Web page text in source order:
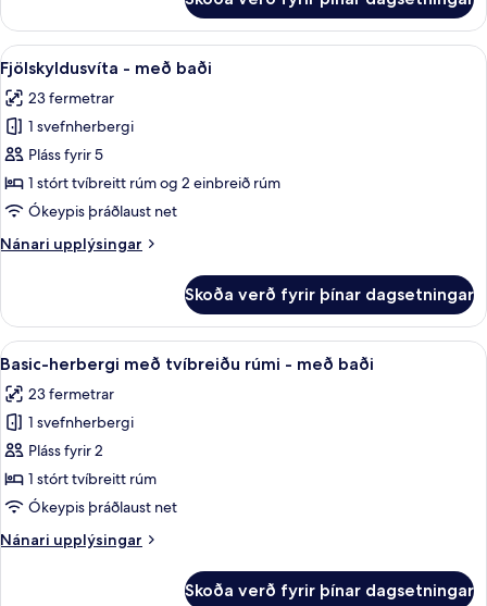
-
með
baði
Skoða
allar
myndir
fyrir
Fjölskyldusvíta
-
með
Fjölskyldusvíta - með baði |
5
Fjölskyldusvíta - með baði
23 fermetrar
1 svefnherbergi
Pláss fyrir 5
1 stórt tvíbreitt rúm og 2 einbreið rúm
Ókeypis þráðlaust net
Nánari upplýsingar
Nánari
-
með
baði
Skoða verð fyrir þínar dagsetningar
Skoða
allar
myndir
fyrir
Basic-
herbergi
með
rúmi
Basic-herbergi með tvíbreiðu rúmi -
4
Basic-herbergi með tvíbreiðu rúmi - með baði
23 fermetrar
1 svefnherbergi
Pláss fyrir 2
1 stórt tvíbreitt rúm
Ókeypis þráðlaust net
Nánari upplýsingar
Nánari
Skoða verð fyrir þínar dagsetningar